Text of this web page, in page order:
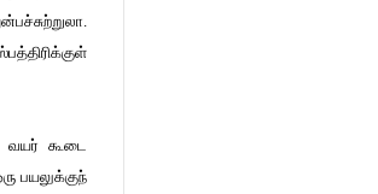
வயர் கூடை
பயலுக்குந்